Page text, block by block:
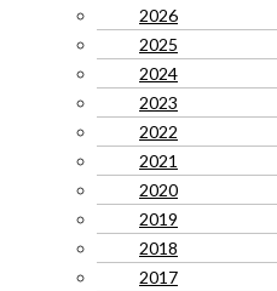
2026
2025
2024
2023
2022
2021
2020
2019
2018
2017